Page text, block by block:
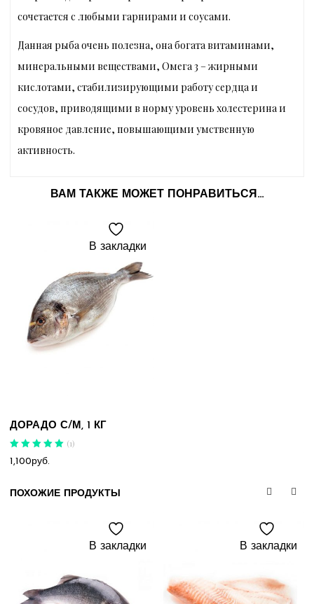
сочетается с любыми гарнирами и соусами.
Данная рыба очень полезна, она богата витаминами,
минеральными веществами, Омега 3 – жирными
кислотами, стабилизирующими работу сердца и
сосудов, приводящими в норму уровень холестерина и
кровяное давление, повышающими умственную
активность.
ВАМ ТАКЖЕ МОЖЕТ ПОНРАВИТЬСЯ…
В закладки
ДОРАДО С/М, 1 КГ
5.00
из 5
(1)
1,100руб.
ПОХОЖИЕ ПРОДУКТЫ
В закладки В закладки